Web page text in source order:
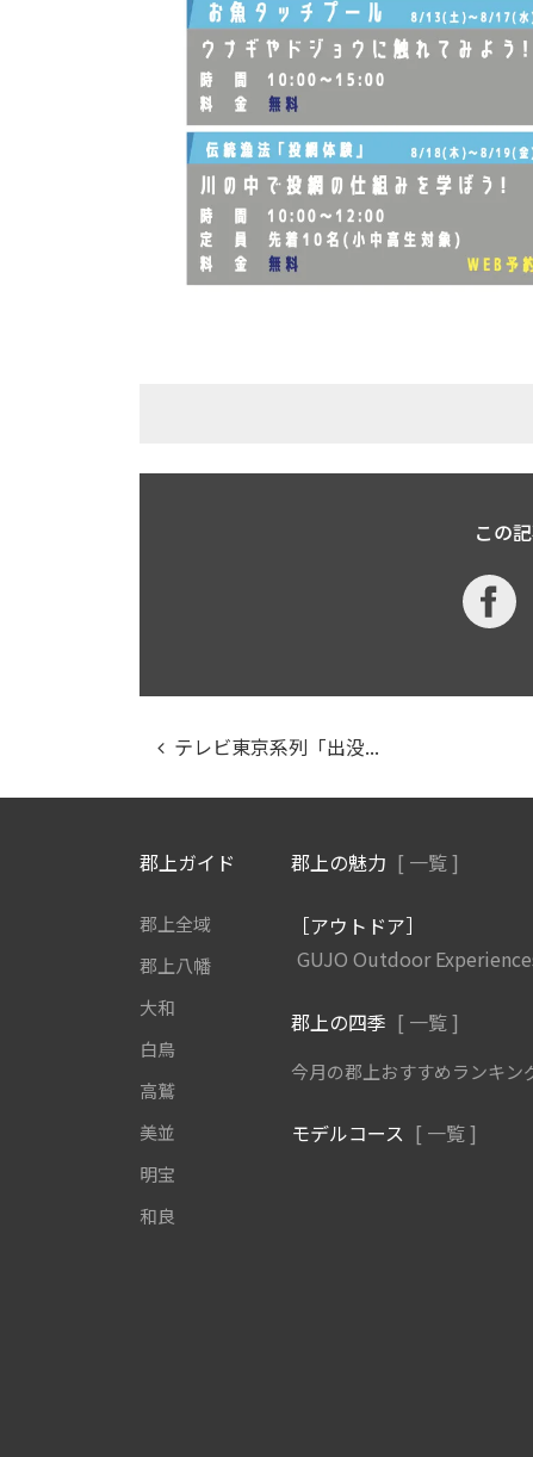
この
テレビ東京系列「出没...
郡上ガイド
郡上全域
郡上八幡
大和
白鳥
高鷲
美並
明宝
和良
郡上の魅力 [ 一覧 ]
［アウトドア］
GUJO Outdoor
郡上の四季 [ 一覧 ]
今月の郡上おすすめランキン
モデルコース [ 一覧 ]